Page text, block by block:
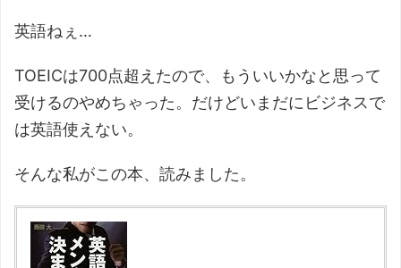
英語ねぇ…
TOEICは700点超えたので、もういいかなと思って
受けるのやめちゃった。だけどいまだにビジネスで
は英語使えない。
そんな私がこの本、読みました。